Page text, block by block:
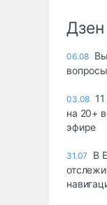
Дзен
06.08
03.08
на 20+
эфире
31.07
В